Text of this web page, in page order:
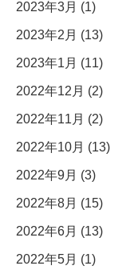
2023年3月 (1)
2023年2月 (13)
2023年1月 (11)
2022年12月 (2)
2022年11月 (2)
2022年10月 (13)
2022年9月 (3)
2022年8月 (15)
2022年6月 (13)
2022年5月 (1)